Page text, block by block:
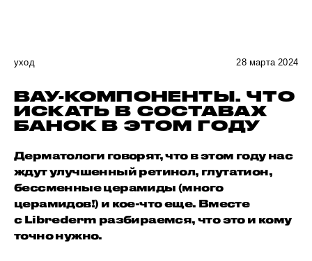
уход 28 марта 2024
ВАУ-КОМПОНЕНТЫ. ЧТО
ИСКАТЬ В СОСТАВАХ
БАНОК В ЭТОМ ГОДУ
Дерматологи говорят, что в этом году нас
ждут улучшенный ретинол, глутатион,
бессменные церамиды (много
церамидов!) и кое-что еще. Вместе
с Librederm разбираемся, что это и кому
точно нужно.